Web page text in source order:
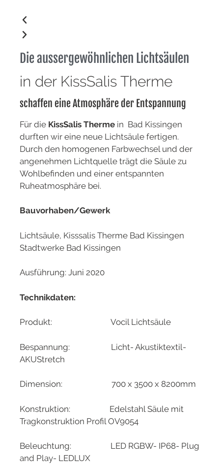
Die aussergewöhnlichen Lichtsäulen
in der KissSalis Therme
schaffen eine Atmosphäre der Entspannung
Für die KissSalis Therme in Bad Kissingen
durften wir eine neue Lichtsäule fertigen.
Durch den homogenen Farbwechsel und der
angenehmen Lichtquelle trägt die Säule zu
Wohlbefinden und einer entspannten
Ruheatmosphäre bei.
Bauvorhaben/Gewerk
Lichtsäule, Kisssalis Therme Bad Kissingen
Stadtwerke Bad Kissingen
Ausführung: Juni 2020
Technikdaten:
Produkt: Vocil Lichtsäule
Bespannung: Licht- Akustiktextil-
AKUStretch
Dimension: 700 x 3500 x 8200mm
Konstruktion: Edelstahl Säule mit
Tragkonstruktion Profil OV9054
Beleuchtung: LED RGBW- IP68- Plug
and Play- LEDLUX